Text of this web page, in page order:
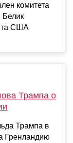
комитета
США
Трампа о
Трампа в
Гренландию